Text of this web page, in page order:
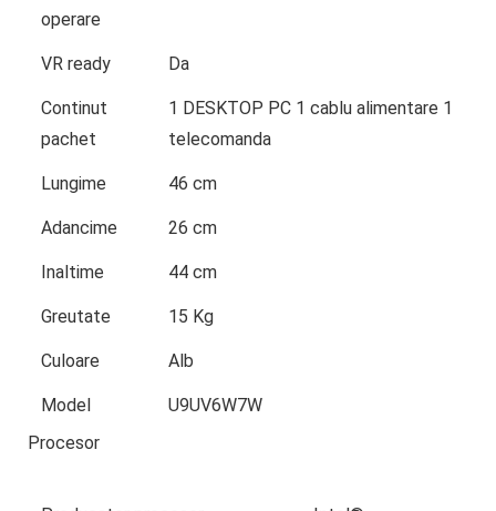
operare
VR ready Da
Continut
pachet
1 DESKTOP PC 1 cablu alimentare 1
telecomanda
Lungime 46 cm
Adancime 26 cm
Inaltime 44 cm
Greutate 15 Kg
Culoare Alb
Model
U9UV6W7W
Procesor